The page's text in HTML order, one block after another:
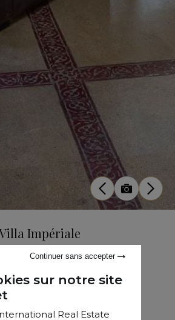
Impériale
Rabat •700 M²
Chambres
historique et
sur notre site
Real Estate
Continuer sans accepter